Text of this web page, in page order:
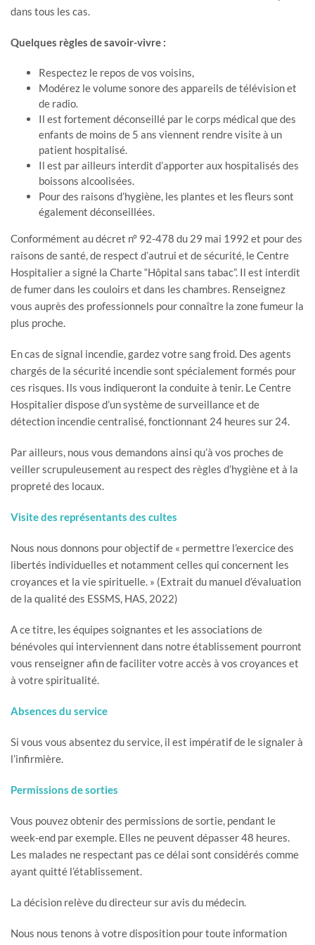
dans tous les cas.
Quelques règles de savoir-vivre :
Respectez le repos de vos voisins,
Modérez le volume sonore des appareils de télévision et
de radio.
Il est fortement déconseillé par le corps médical que des
enfants de moins de 5 ans viennent rendre visite à un
patient hospitalisé.
Il est par ailleurs interdit d’apporter aux hospitalisés des
boissons alcoolisées.
Pour des raisons d’hygiène, les plantes et les fleurs sont
également déconseillées.
Conformément au décret n° 92-478 du 29 mai 1992 et pour des
raisons de santé, de respect d’autrui et de sécurité, le Centre
Hospitalier a signé la Charte “Hôpital sans tabac”. Il est interdit
de fumer dans les couloirs et dans les chambres. Renseignez
vous auprès des professionnels pour connaître la zone fumeur la
plus proche.
En cas de signal incendie, gardez votre sang froid. Des agents
chargés de la sécurité incendie sont spécialement formés pour
ces risques. Ils vous indiqueront la conduite à tenir. Le Centre
Hospitalier dispose d’un système de surveillance et de
détection incendie centralisé, fonctionnant 24 heures sur 24.
Par ailleurs, nous vous demandons ainsi qu’à vos proches de
veiller scrupuleusement au respect des règles d’hygiène et à la
propreté des locaux.
Visite des représentants des cultes
Nous nous donnons pour objectif de « permettre l’exercice des
libertés individuelles et notamment celles qui concernent les
croyances et la vie spirituelle. » (Extrait du manuel d’évaluation
de la qualité des ESSMS, HAS, 2022)
A ce titre, les équipes soignantes et les associations de
bénévoles qui interviennent dans notre établissement pourront
vous renseigner afin de faciliter votre accès à vos croyances et
à votre spiritualité.
Absences du service
Si vous vous absentez du service, il est impératif de le signaler à
l’infirmière.
Permissions de sorties
Vous pouvez obtenir des permissions de sortie, pendant le
week-end par exemple. Elles ne peuvent dépasser 48 heures.
Les malades ne respectant pas ce délai sont considérés comme
ayant quitté l’établissement.
La décision relève du directeur sur avis du médecin.
Nous nous tenons à votre disposition pour toute information